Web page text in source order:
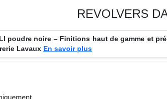
REVOLVERS
poudre noire – Finitions haut de gamme et
Lavaux En savoir plus